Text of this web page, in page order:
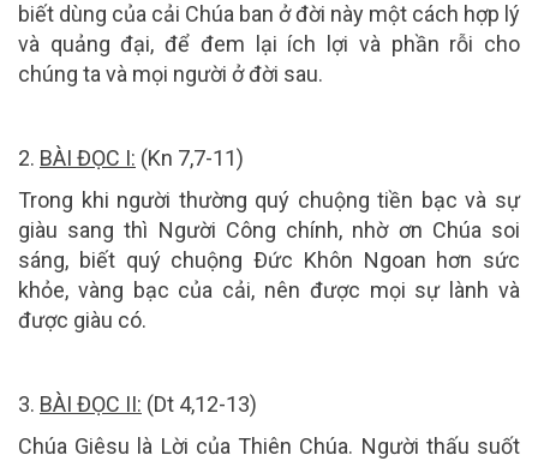
biết dùng của cải Chúa ban ở đời này một cách hợp lý
và quảng đại, để đem lại ích lợi và phần rỗi cho
chúng ta và mọi người ở đời sau.
2. BÀI ĐỌC I: (Kn 7,7-11)
Trong khi người thường quý chuộng tiền bạc và sự
giàu sang thì Người Công chính, nhờ ơn Chúa soi
sáng, biết quý chuộng Ðức Khôn Ngoan hơn sức
khỏe, vàng bạc của cải, nên được mọi sự lành và
được giàu có.
3. BÀI ĐỌC II: (Dt 4,12-13)
Chúa Giêsu là Lời của Thiên Chúa. Người thấu suốt